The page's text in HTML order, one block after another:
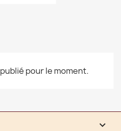
pour le moment.
